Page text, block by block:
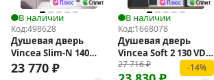
В наличии
Код:498628
Душевая дверь
Vincea Slim-N 140
VDS-4SN140CL
23 770 ₽
В наличии
Код:1668078
Душевая дверь
Vincea Soft 2 130 VDS-
3SO2130CL
27 716₽ -14%